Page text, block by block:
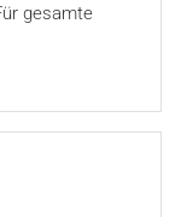
gesamte